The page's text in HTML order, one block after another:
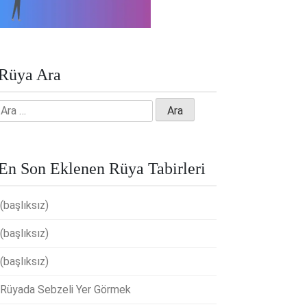
Ara
Son Eklenen Rüya Tabirleri
(başlıksız)
(başlıksız)
(başlıksız)
Rüyada Sebzeli Yer Görmek